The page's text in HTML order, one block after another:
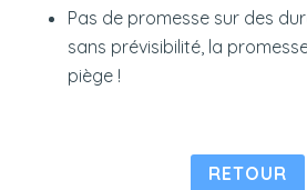
Pas de promesse sur des
sans prévisibilité, la
piège !
RETOUR